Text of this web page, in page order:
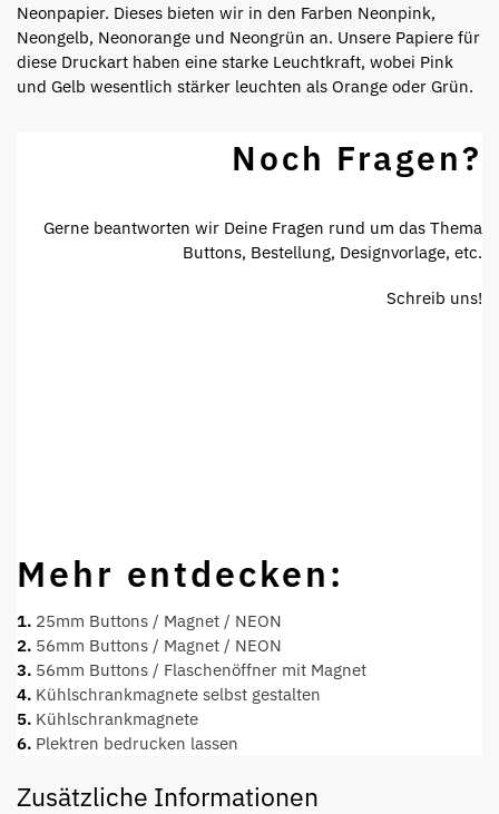
Neonpapier. Dieses bieten wir in den Farben Neonpink,
Neongelb, Neonorange und Neongrün an. Unsere Papiere für
diese Druckart haben eine starke Leuchtkraft, wobei Pink
und Gelb wesentlich stärker leuchten als Orange oder Grün.
Noch Fragen?
Gerne beantworten wir Deine Fragen rund um das Thema
Buttons, Bestellung, Designvorlage, etc.
Schreib uns!
Mehr entdecken:
1. 25mm Buttons / Magnet / NEON
2. 56mm Buttons / Magnet / NEON
3. 56mm Buttons / Flaschenöffner mit Magnet
4. Kühlschrankmagnete selbst gestalten
5. Kühlschrankmagnete
6. Plektren bedrucken lassen
Zusätzliche Informationen